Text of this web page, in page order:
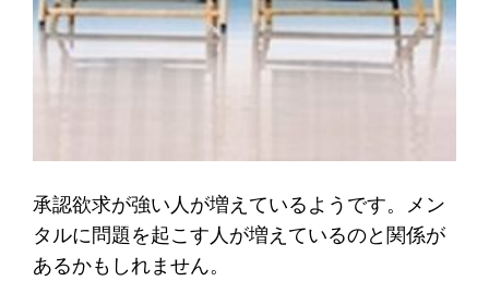
承認欲求が強い人が増えているようです。メン
タルに問題を起こす人が増えているのと関係が
あるかもしれません。